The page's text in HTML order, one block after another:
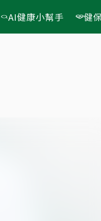
AI健康小幫手 健